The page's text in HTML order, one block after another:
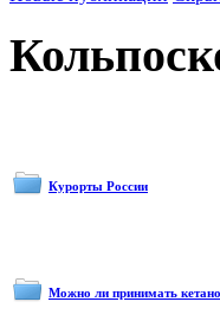
Курорты России
Можно ли принимать